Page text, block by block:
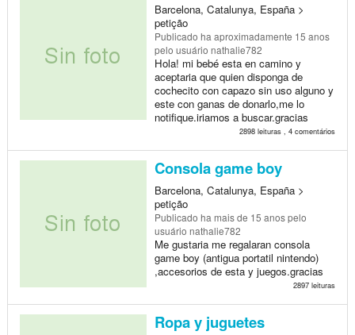
Barcelona, Catalunya, España >
petição
Publicado ha aproximadamente 15 anos
pelo usuário nathalie782
Hola! mi bebé esta en camino y
aceptaria que quien disponga de
cochecito con capazo sin uso alguno y
este con ganas de donarlo,me lo
notifique.iriamos a buscar.gracias
2898 leituras , 4 comentários
Consola game boy
Barcelona, Catalunya, España >
petição
Publicado ha mais de 15 anospelo
usuário nathalie782
Me gustaria me regalaran consola
game boy (antigua portatil nintendo)
,accesorios de esta y juegos.gracias
2897 leituras
Ropa y juguetes